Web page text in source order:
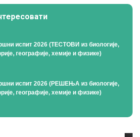
испит 2026 (ТЕСТОВИ из биологије,
географије, хемије и физике)
испит 2026 (РЕШЕЊА из биологије,
географије, хемије и физике)